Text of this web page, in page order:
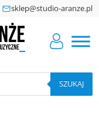
sklep@studio-aranze.pl
SZUKAJ